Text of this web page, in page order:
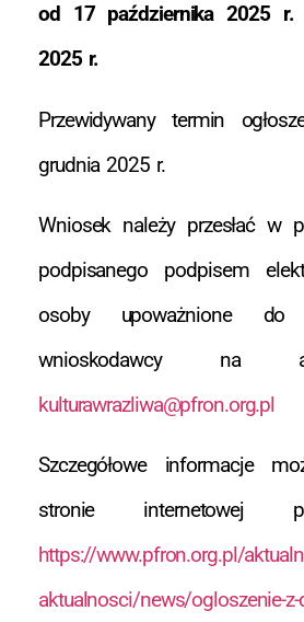
od 17 października 2025
2025 r.
Przewidywany termin
grudnia 2025 r.
Wniosek należy przesłać w
podpisanego podpisem
osoby upoważnione do
wnioskodawcy na
kulturawrazliwa@pfron.org.pl
Szczegółowe informacje
stronie internetowej
https://www.pfron.org.pl/
aktualnosci/news/ogloszenie-z-